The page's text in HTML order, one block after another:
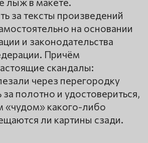
за тексты произведений
на основании
и законодательства
Причём
скандалы:
через перегородку
за полотно и удостовериться,
«чудом» какого-либо
ли картины сзади.